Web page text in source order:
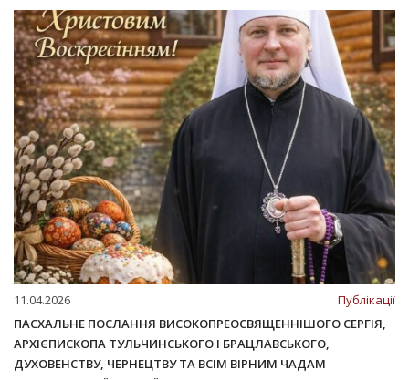
11.04.2026
Публікації
ПАСХАЛЬНЕ ПОСЛАННЯ ВИСОКОПРЕОСВЯЩЕННІШОГО СЕРГІЯ,
АРХІЄПИСКОПА ТУЛЬЧИНСЬКОГО І БРАЦЛАВСЬКОГО,
ДУХОВЕНСТВУ, ЧЕРНЕЦТВУ ТА ВСІМ ВІРНИМ ЧАДАМ